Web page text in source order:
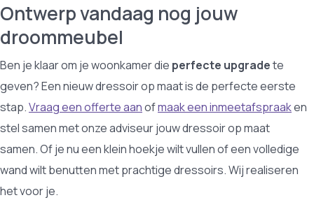
Ontwerp vandaag nog jouw
droommeubel
Ben je klaar om je woonkamer die perfecte upgradete
geven? Een nieuw dressoir op maat is de perfecte eerste
stap.Vraag een offerte aanofmaak een inmeetafspraaken
stel samen met onze adviseur jouw dressoir op maat
samen. Of je nu een klein hoekje wilt vullen of een volledige
wand wilt benutten met prachtige dressoirs. Wij realiseren
het voor je.